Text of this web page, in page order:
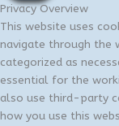
Privacy Overview
This website uses
navigate through the
categorized as
essential for the
also use third-party
how you use this